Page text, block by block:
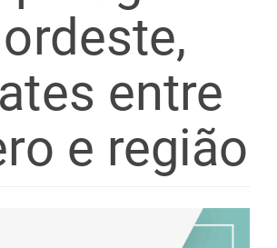
entre
e região